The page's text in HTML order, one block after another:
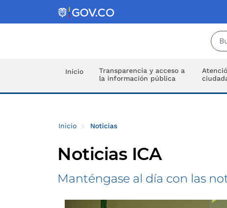
Inicio
Transparencia y acceso a
la información pública
Inicio Noticias
Noticias ICA
Manténgase al día con las